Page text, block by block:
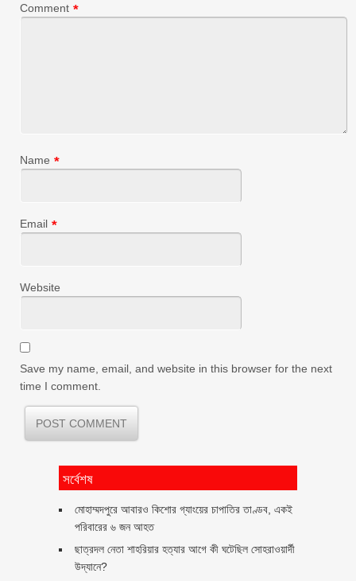
Comment *
Name *
Email *
Website
Save my name, email, and website in this browser for the next
time I comment.
সর্বেশষ
মোহাম্মদপুরে আবারও কিশোর গ্যাংয়ের চাপাতির তাণ্ডব, একই
পরিবারের ৬ জন আহত
ছাত্রদল নেতা শাহরিয়ার হত্যার আগে কী ঘটেছিল সোহরাওয়ার্দী
উদ্যানে?